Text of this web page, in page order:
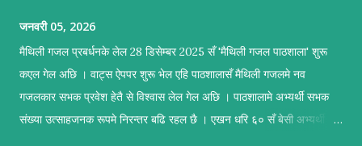
जनवरी 05, 2026
मैथिली गजल प्रबर्धनके लेल 28 डिसेम्बर 2025 सँ 'मैथिली गजल पाठशाला' शुरू
कएल गेल अछि । वाट्स ऐपपर शुरू भेल एहि पाठशालासँ मैथिली गजलमे नव
गजलकार सभक प्रवेश हेतै से विश्वास लेल गेल अछि । पाठशालामे अभ्यर्थी सभक
संख्या उत्साहजनक रूपमे निरन्तर बढि रहल छै । एखन धरि ६० सँ बेसी अभ्यर्थी सब